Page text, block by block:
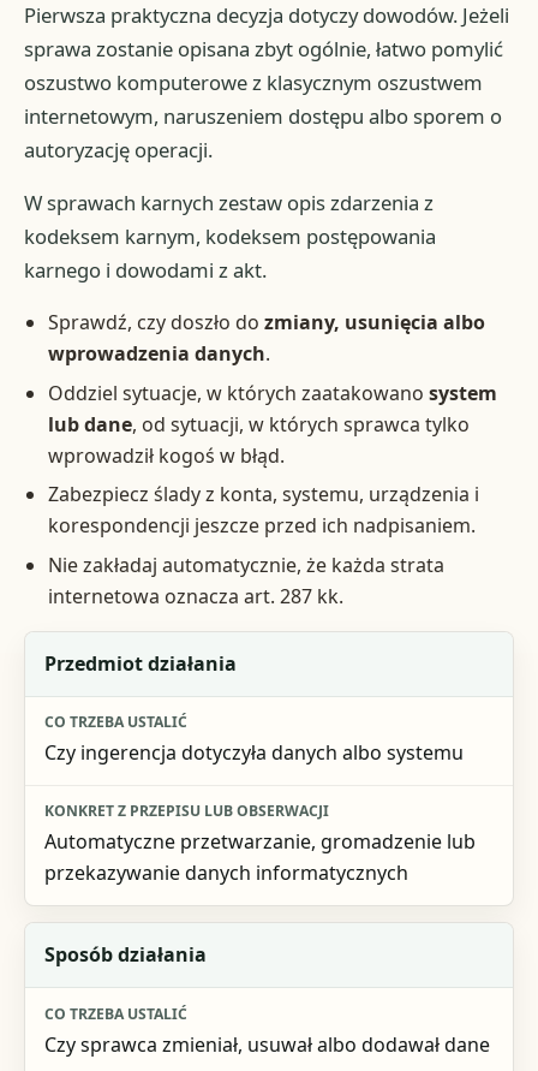
Pierwsza praktyczna decyzja dotyczy dowodów. Jeżeli
sprawa zostanie opisana zbyt ogólnie, łatwo pomylić
oszustwo komputerowe z klasycznym oszustwem
internetowym, naruszeniem dostępu albo sporem o
autoryzację operacji.
W sprawach karnych zestaw opis zdarzenia z
kodeksem karnym, kodeksem postępowania
karnego i dowodami z akt.
Sprawdź, czy doszło do zmiany, usunięcia albo
wprowadzenia danych.
Oddziel sytuacje, w których zaatakowano system
lub dane, od sytuacji, w których sprawca tylko
wprowadził kogoś w błąd.
Zabezpiecz ślady z konta, systemu, urządzenia i
korespondencji jeszcze przed ich nadpisaniem.
Nie zakładaj automatycznie, że każda strata
internetowa oznacza art. 287 kk.
Element
Co trzeba ustalić
Konkret z przepisu lub obserwacji
Przedmiot działania
Czy ingerencja dotyczyła danych albo systemu
Automatyczne przetwarzanie, gromadzenie lub
przekazywanie danych informatycznych
Sposób działania
Czy sprawca zmieniał, usuwał albo dodawał dane